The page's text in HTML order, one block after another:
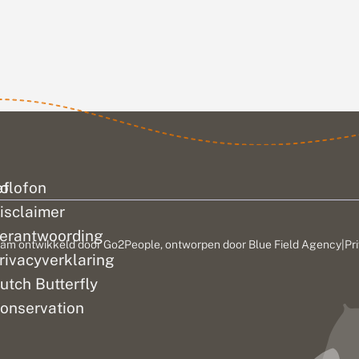
tijd...
Butterfly
ontwikkeld doorGo2People, ontworpen door Blue Field Agency